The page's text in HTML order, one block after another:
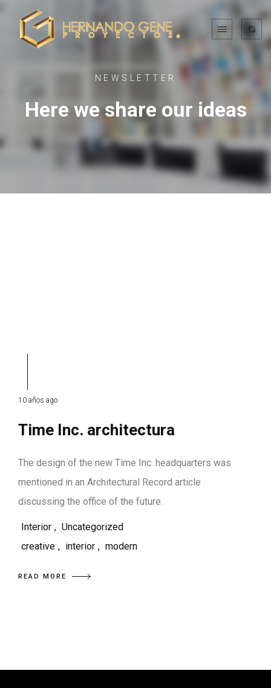
NEWSLETTER
Here we share our ideas
10 años ago
Time Inc. architectura
The design of the new Time Inc. headquarters was
mentioned in an Architectural Record article
discussing the office of the future.
Interior , Uncategorized
creative , interior , modern
READ MORE